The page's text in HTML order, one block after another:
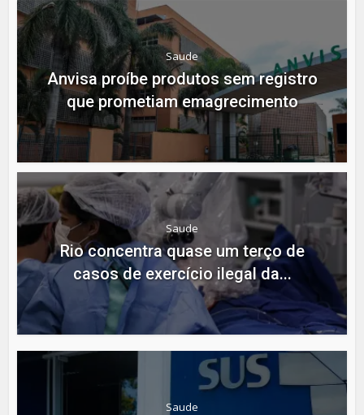
Saude
Anvisa proíbe produtos sem registro
que prometiam emagrecimento
Saude
Rio concentra quase um terço de
casos de exercício ilegal da...
Saude